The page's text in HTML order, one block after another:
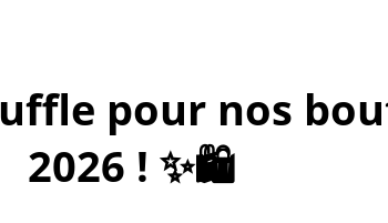
pour nos
2026 ! ✨🛍️